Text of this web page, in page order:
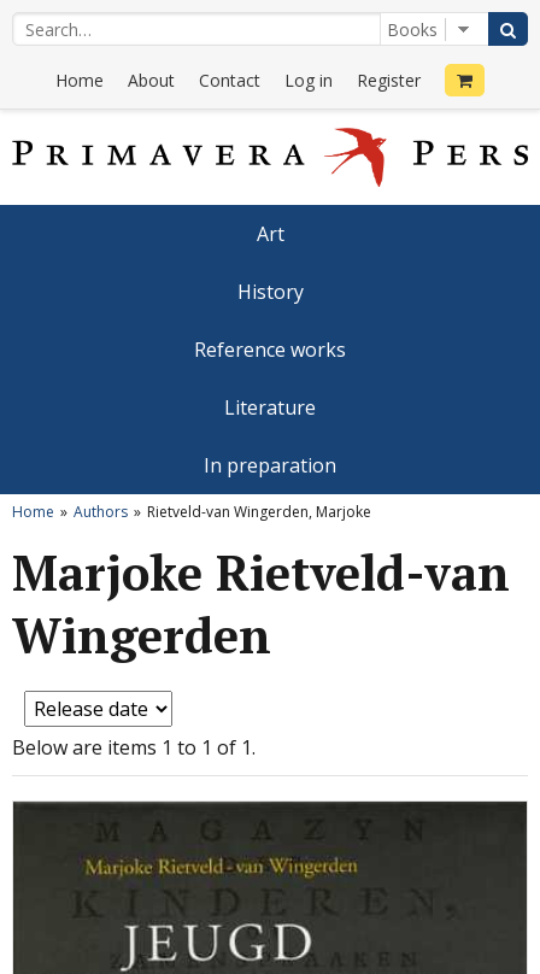
Home About Contact Log in Register
Art
History
Reference works
Literature
In preparation
Home Authors Rietveld-van Wingerden, Marjoke
Marjoke Rietveld-van
Wingerden
Below are items 1 to 1 of 1.